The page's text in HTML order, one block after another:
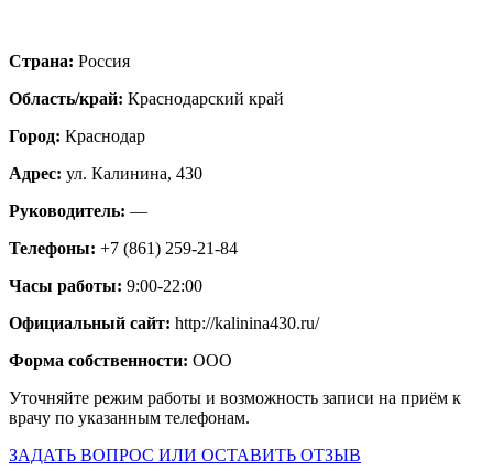
Страна: Россия
Область/край: Краснодарский край
Город: Краснодар
Адрес: ул. Калинина, 430
Руководитель: —
Телефоны: +7 (861) 259-21-84
Часы работы: 9:00-22:00
Официальный сайт: http://kalinina430.ru/
Форма собственности: ООО
Уточняйте режим работы и возможность записи на приём к
врачу по указанным телефонам.
ЗАДАТЬ ВОПРОС ИЛИ ОСТАВИТЬ ОТЗЫВ